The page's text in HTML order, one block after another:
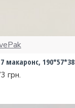
макаронс, 190*57*38
грн.